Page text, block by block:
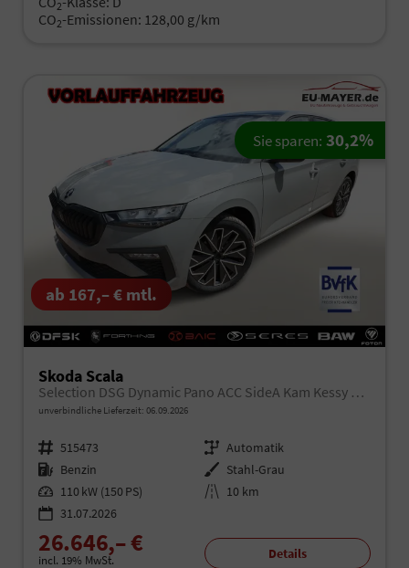
2
CO2-Emissionen: 128,00 g/km
ab 167,– € mtl.
Skoda Scala
Selection DSG Dynamic Pano ACC SideA Kam Kessy SHZ
unverbindliche Lieferzeit: 06.09.2026
Fahrzeugnr. 515473 Getriebe Automatik
Kraftstoff Benzin Außenfarbe Stahl-Grau
Leistung 110 kW (150 PS) Kilometerstand 10 km
31.07.2026
26.646,– €
incl. 19% MwSt.
Sie sparen: 30,2%
Details